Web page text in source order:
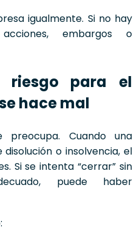
igualmente. Si no hay
embargos o
riesgo para el
hace mal
Cuando una
o insolvencia, el
Si se intenta “cerrar” sin
puede haber